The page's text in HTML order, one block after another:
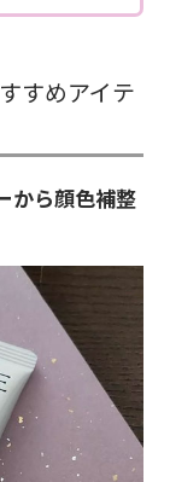
すめアイテ
から顔色補整